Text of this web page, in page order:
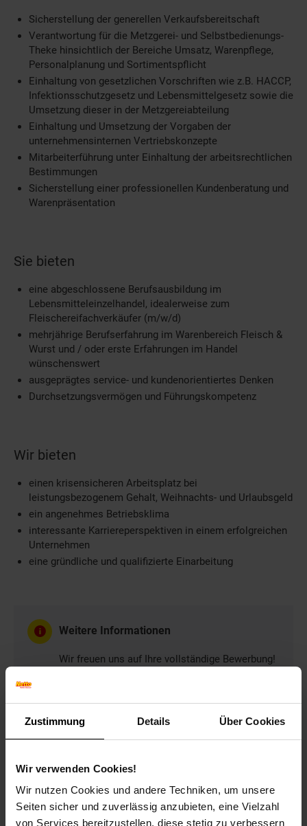
Zustimmung Details Über Cookies
Wir verwenden Cookies!
Wir nutzen Cookies und andere Techniken, um unsere
Seiten sicher und zuverlässig anzubieten, eine Vielzahl
von Services bereitzustellen, diese stetig zu verbessern
Sicherstellung der generellen Verkaufsbereitschaft
Verantwortung für die Metzgerei- und Selbstbedienungs-
Theke hinsichtlich der Bereiche Umsatz, Warenpflege,
Personalplanung und Sortimentspflicht
Einhaltung von gesetzlichen Vorschriften wie z.B. HACCP,
Infektionsschutzgesetz und Lebensmittelgesetz sowie die
Umsetzung dieser in der Metzgereiabteilung
Einhaltung und Umsetzung der Vorgaben der
unternehmensinternen Vertriebskonzepte
Mitarbeiterführung unter Einhaltung der arbeitsrechtlichen
Bestimmungen
Sicherstellung einer professionellen Kundenberatung und
Warenpräsentation
Sie bieten
eine abgeschlossene Berufsausbildung im
Lebensmitteleinzelhandel, idealerweise zum
Fleischereifachverkäufer (m/w/d)
mehrjährige Berufserfahrung im Warenbereich Fleisch &
Wurst und / oder erste Erfahrungen im Handel
wünschenswert
ausgeprägtes service- und kundenorientiertes Denken
Durchsetzungsvermögen und Führungskompetenz
Wir bieten
einen krisensicheren Arbeitsplatz bei
leistungsbezogenem Gehalt, Weihnachts- und Urlaubsgeld
ein angenehmes Betriebsklima
interessante Karriereperspektiven in einem erfolgreichen
Unternehmen
eine gründliche und qualifizierte Einarbeitung
Weitere Informationen
Wir freuen uns auf Ihre vollständige Bewerbung!
Gehaltsvorstellung an.